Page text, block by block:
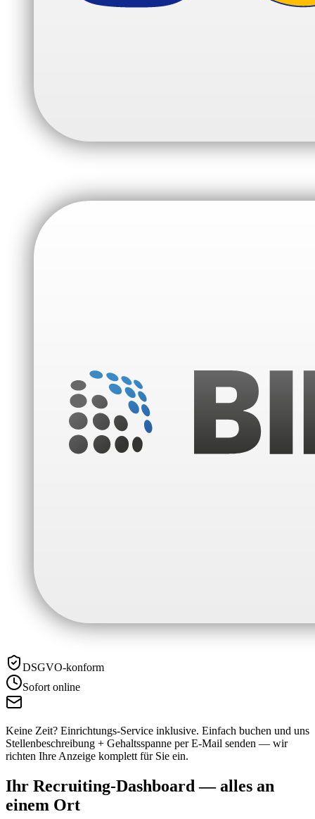
DSGVO-konform
Sofort online
Keine Zeit? Einrichtungs-Service inklusive. Einfach buchen und uns
Stellenbeschreibung + Gehaltsspanne per E-Mail senden — wir
richten Ihre Anzeige komplett für Sie ein.
Ihr Recruiting-Dashboard — alles an
einem Ort